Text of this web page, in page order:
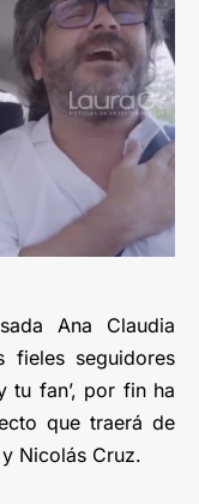
Ana Claudia
fieles seguidores
tu fan’, por fin ha
que traerá de
Nicolás Cruz.